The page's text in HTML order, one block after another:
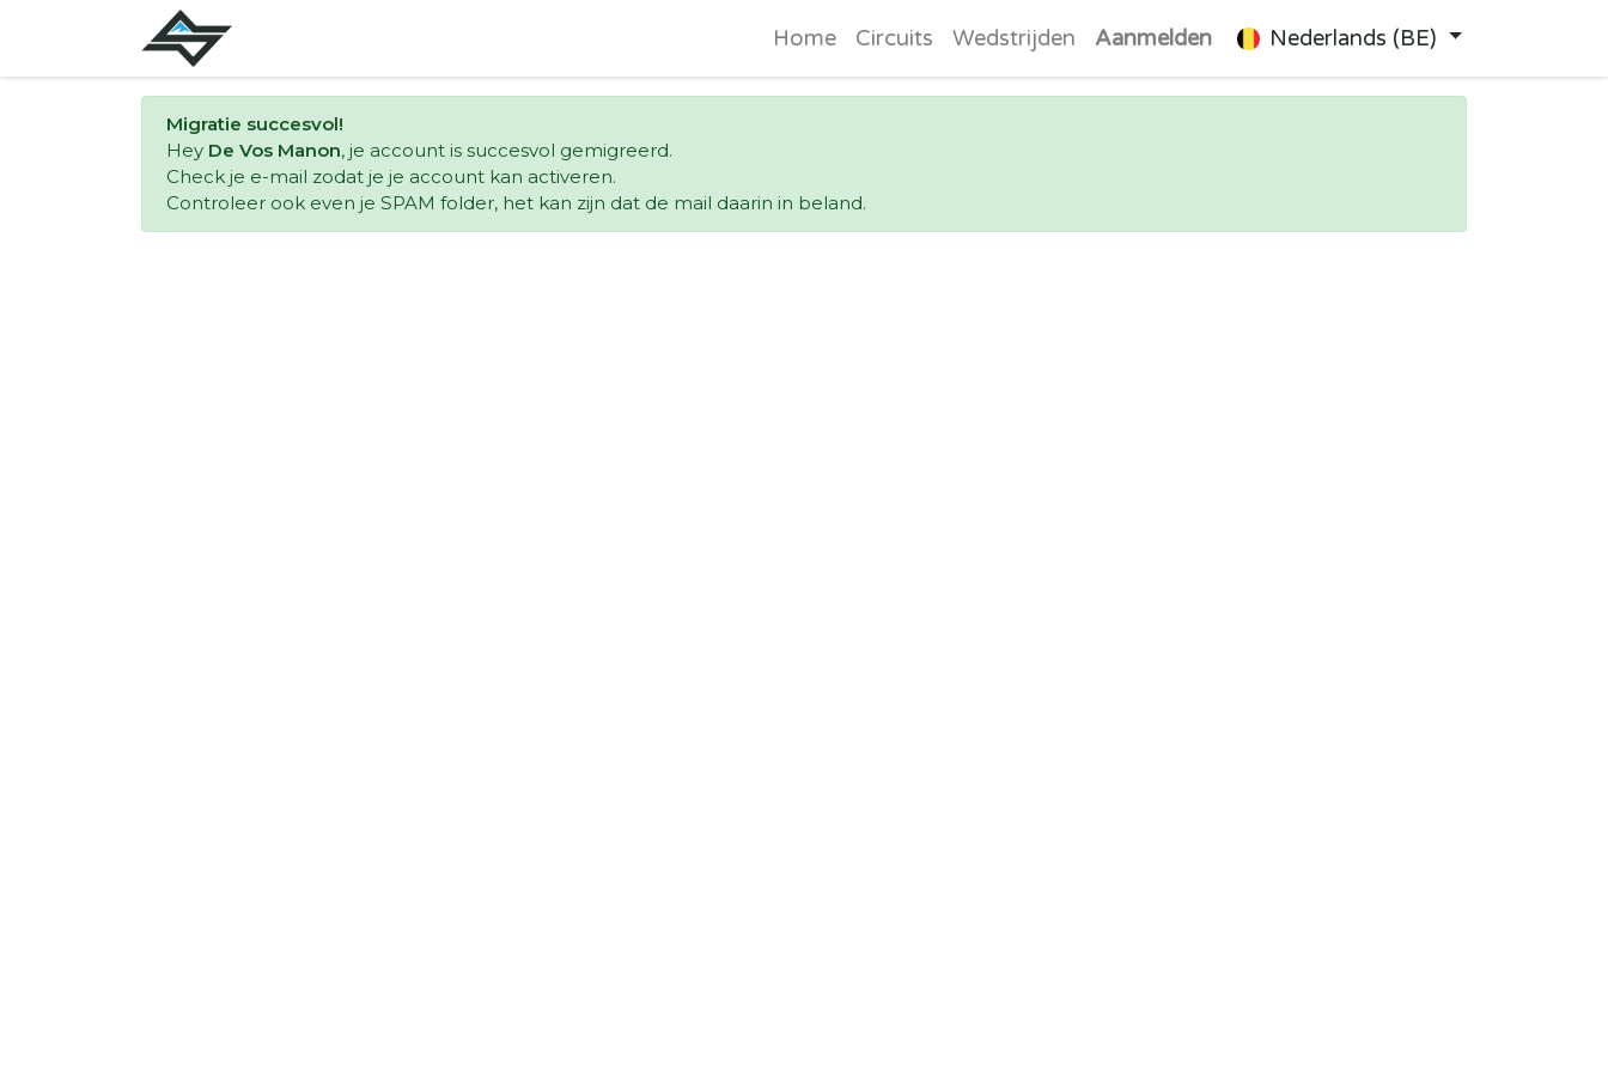
Home Circuits Wedstrijden Aanmelden Nederlands (BE)
Migratie succesvol!
Hey De Vos Manon, je account is succesvol gemigreerd.
Check je e-mail zodat je je account kan activeren.
Controleer ook even je SPAM folder, het kan zijn dat de mail daarin in beland.